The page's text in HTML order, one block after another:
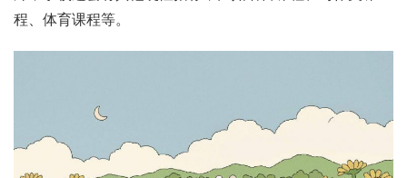
程、体育课程等。